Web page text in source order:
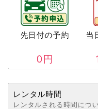
先日付の予約
0円
当
レンタル時間
レンタルされる時間につ